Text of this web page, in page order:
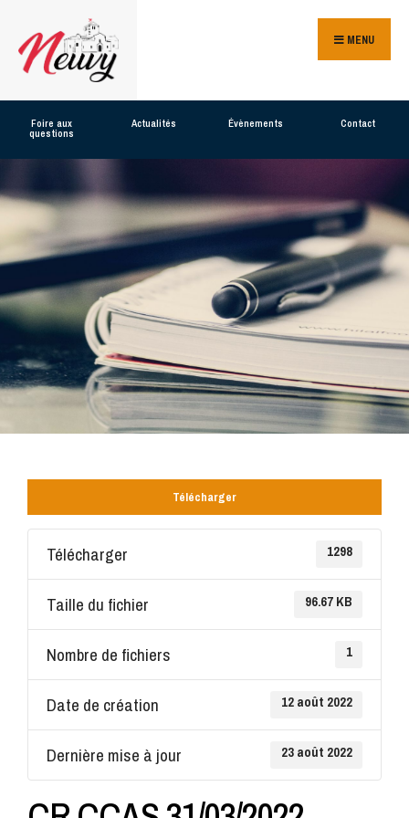
MENU
Foire aux
questions
Actualités Évènements Contact
Télécharger
Télécharger 1298
Taille du fichier 96.67 KB
Nombre de fichiers 1
Date de création 12 août 2022
Dernière mise à jour 23 août 2022